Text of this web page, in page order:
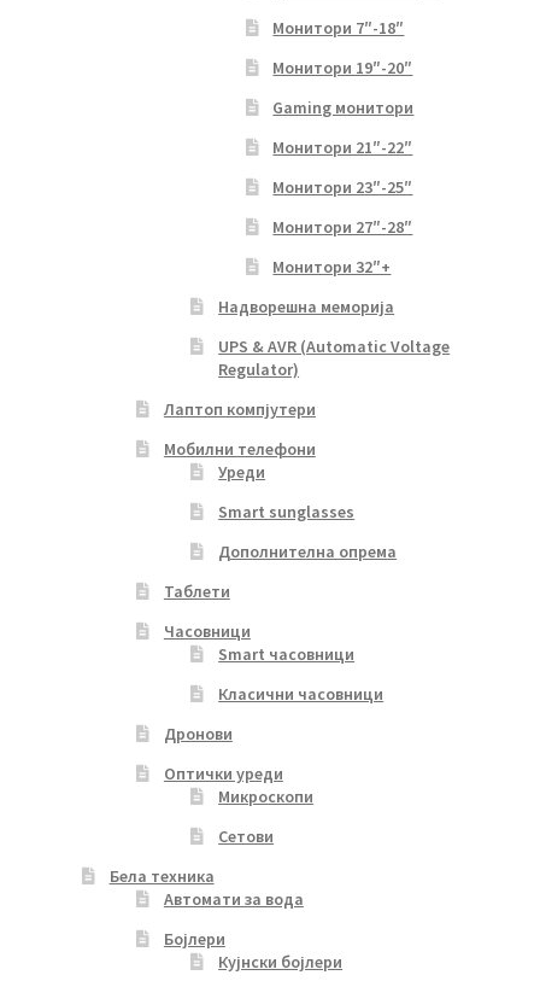
Монитори 7″-18″
Монитори 19″-20″
Gaming монитори
Монитори 21″-22″
Монитори 23″-25″
Монитори 27″-28″
Монитори 32″+
Надворешна меморија
UPS & AVR (Automatic Voltage
Regulator)
Лаптоп компјутери
Мобилни телефони
Уреди
Smart sunglasses
Дополнителна опрема
Таблети
Часовници
Smart часовници
Класични часовници
Дронови
Оптички уреди
Микроскопи
Сетови
Бела техника
Автомати за вода
Бојлери
Кујнски бојлери